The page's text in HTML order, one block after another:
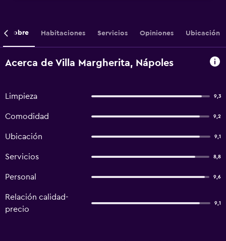
Sobre Habitaciones Servicios Opiniones Ubicación
Acerca de Villa Margherita, Nápoles
Limpieza 9,3
Comodidad 9,2
Ubicación 9,1
Servicios 8,8
Personal 9,6
Relación calidad-
precio
9,1